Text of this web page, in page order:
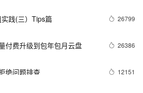
践(三）Tips篇 26799
付费升级到包年包月云盘 26386
绝问题排查 12151